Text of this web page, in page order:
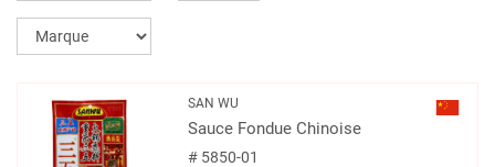
SAN WU
Sauce Fondue Chinoise
#5850-01